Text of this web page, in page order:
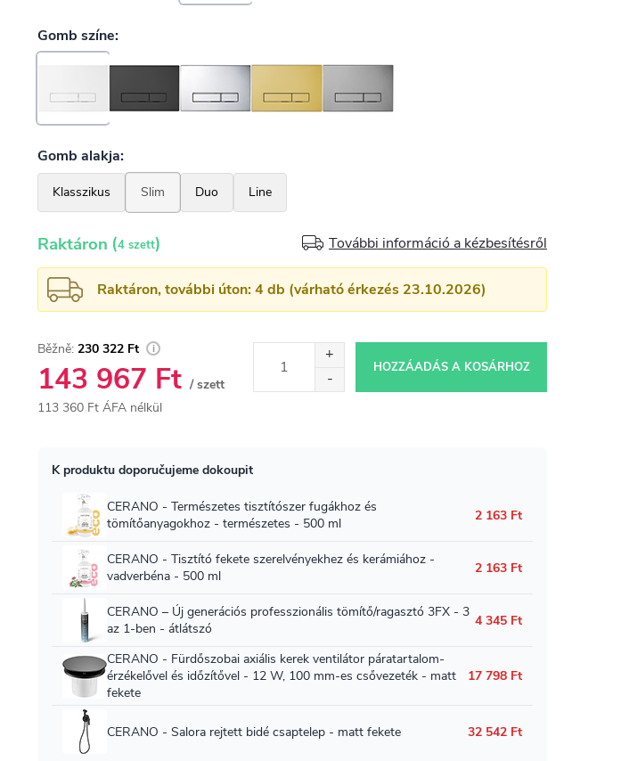
Raktáron (4 szett) További információ a kézbesítésről
Raktáron, további úton: 4 db (várható érkezés 23.10.2026)
230 322 Ft
143 967 Ft / szett
113 360 Ft ÁFA nélkül
HOZZÁADÁS A KOSÁRHOZ